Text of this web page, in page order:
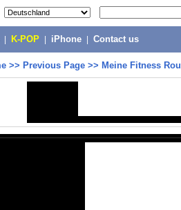
K-POP iPhone Contact us
>> Previous Page >> Meine Fitness